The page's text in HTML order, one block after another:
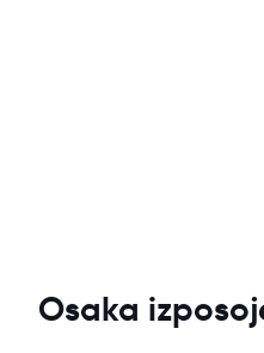
Osaka